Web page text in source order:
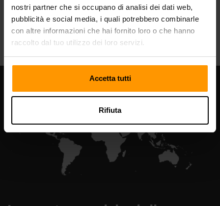
nostri partner che si occupano di analisi dei dati web,
pubblicità e social media, i quali potrebbero combinarle
con altre informazioni che hai fornito loro o che hanno
raccolto dal tuo utilizzo dei loro servizi.
Accetta tutti
Rifiuta
All Games